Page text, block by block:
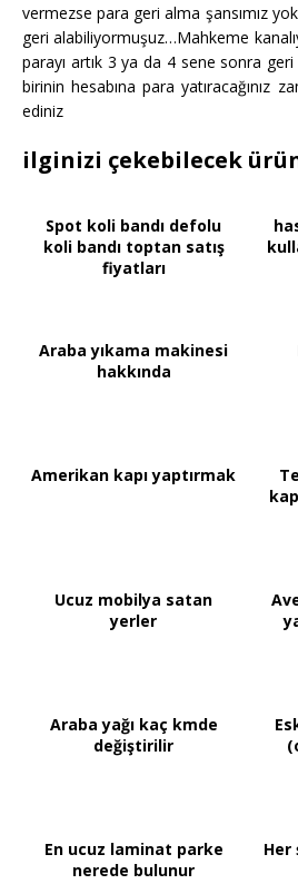
vermezse para geri alma şansımız
geri alabiliyormuşuz…Mahkeme
parayı artık 3 ya da 4 sene sonra
birinin hesabına para yatıracağınız
ediniz
ilginizi çekebilecek
Spot koli bandı defolu
koli bandı toptan satış
fiyatları
Araba yıkama makinesi
hakkında
Amerikan kapı yaptırmak
Ucuz mobilya satan
yerler
Araba yağı kaç kmde
değiştirilir
En ucuz laminat parke
nerede bulunur
Her